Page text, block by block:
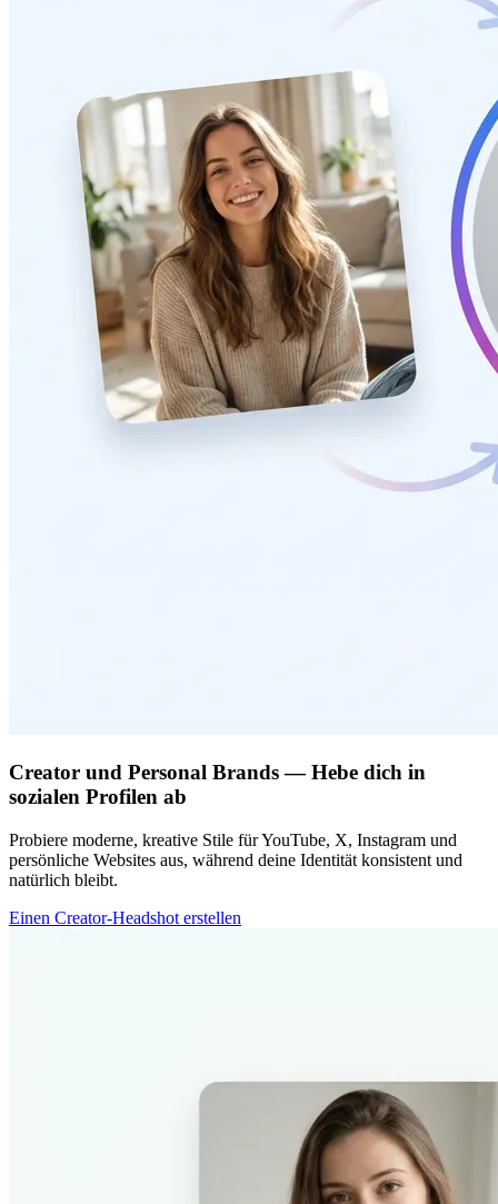
Creator und Personal Brands — Hebe dich in
sozialen Profilen ab
Probiere moderne, kreative Stile für YouTube, X, Instagram und
persönliche Websites aus, während deine Identität konsistent und
natürlich bleibt.
Einen Creator-Headshot erstellen